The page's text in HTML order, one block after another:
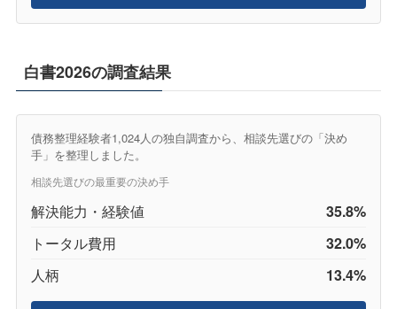
白書2026の調査結果
債務整理経験者1,024人の独自調査から、相談先選びの「決め
手」を整理しました。
相談先選びの最重要の決め手
解決能力・経験値 35.8%
トータル費用 32.0%
人柄 13.4%